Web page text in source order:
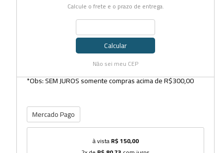
Calcule o frete e o prazo de entrega.
Calcular
Não sei meu CEP
*Obs: SEM JUROS somente compras acima de R$300,00
Mercado Pago
à vistaR$ 150,00